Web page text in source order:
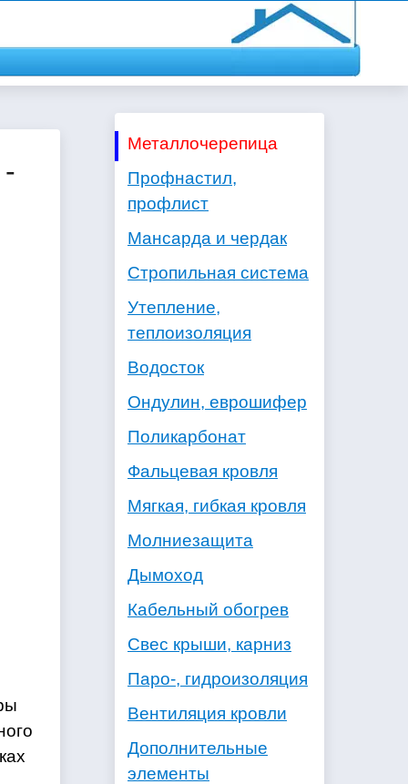
Металлочерепица
Профнастил,
профлист
Мансарда и чердак
Стропильная система
Утепление,
теплоизоляция
Водосток
Ондулин, еврошифер
Поликарбонат
Фальцевая кровля
Мягкая, гибкая кровля
Молниезащита
Дымоход
Кабельный обогрев
Свес крыши, карниз
Паро-, гидроизоляция
Вентиляция кровли
Дополнительные
элементы